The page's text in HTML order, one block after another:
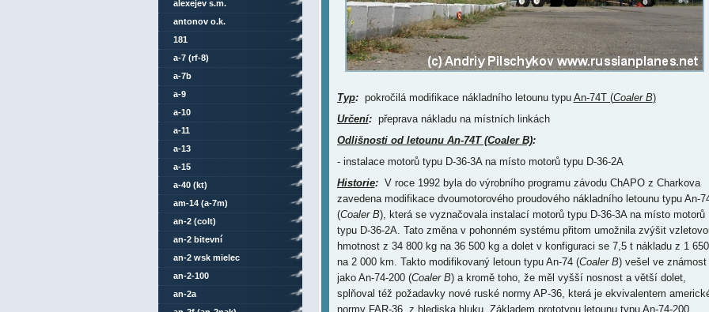
Typ:pokročilá modifikace nákladního letounu typu An-74T (Coaler B)
Určení:přeprava nákladu na místních linkách
Odlišnosti od letounu An-74T (Coaler B):
- instalace motorů typu D-36-3A na místo motorů typu D-36-2A
Historie:V roce 1992 byla do výrobního programu závodu ChAPO z Charkova
zavedena modifikace dvoumotorového proudového nákladního letounu typu An-
(Coaler B), která se vyznačovala instalací motorů typu D-36-3A na místo motorů
typu D-36-2A. Tato změna v pohonném systému přitom umožnila zvýšit
hmotnost z 34 800 kg na 36 500 kg a dolet v konfiguraci se 7,5 t nákladu z 1 650
na 2 000 km. Takto modifikovaný letoun typu An-74 (Coaler B) vešel ve známost
jako An-74-200 (Coaler B) a kromě toho, že měl vyšší nosnost a větší dolet,
splňoval též požadavky nové ruské normy AP-36, která je ekvivalentem
normy FAR-36, z hlediska hluku. Základem prototypu letounu typu An-74-200
alexejev s.m.
antonov o.k.
181
a-7 (rf-8)
a-7b
a-9
a-10
a-11
a-13
a-15
a-40 (kt)
am-14 (a-7m)
an-2 (colt)
an-2 bitevní
an-2 wsk mielec
an-2-100
an-2a